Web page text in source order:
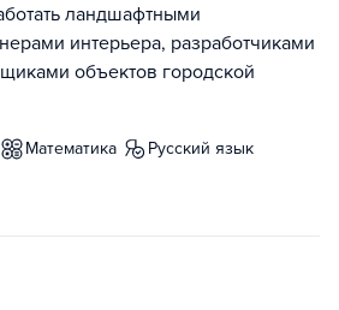
ландшафтными
интерьера, разработчиками
объектов городской
математика
русский язык